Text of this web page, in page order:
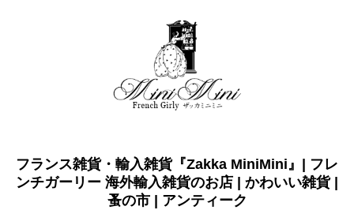
フランス雑貨・輸入雑貨『Zakka MiniMini』| フレ
ンチガーリー 海外輸入雑貨のお店 | かわいい雑貨 |
蚤の市 | アンティーク